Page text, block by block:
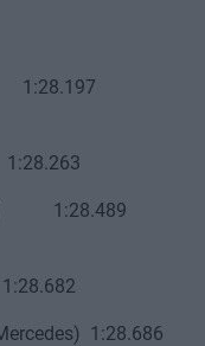
1:28.489
1:28.686